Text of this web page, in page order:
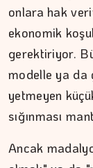
onlara hak
ekonomik
gerektiriyor.
modelle ya da
yetmeyen
sığınması
Ancak